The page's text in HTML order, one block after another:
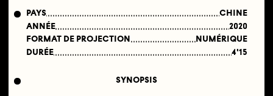
PAYS
CHINE
ANNÉE
2020
FORMAT DE PROJECTION
NUMÉRIQUE
DURÉE
4'15
SYNOPSIS